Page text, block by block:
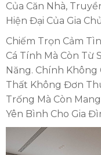
Của Căn Nhà,
Hiện Đại Của Gia
Chiếm Trọn Cảm
Cá Tính Mà Còn Từ
Năng. Chính Không
Thất Không Đơn
Trống Mà Còn
Yên Bình Cho Gia